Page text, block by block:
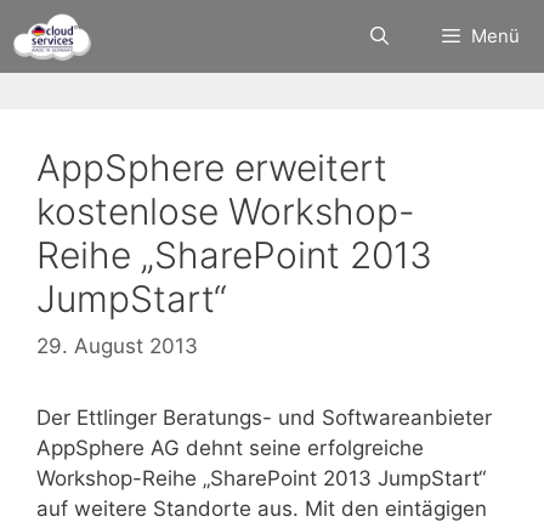
Inhalt
springen
Menü
AppSphere erweitert
kostenlose Workshop-
Reihe „SharePoint 2013
JumpStart“
29. August 2013
Der Ettlinger Beratungs- und Softwareanbieter
AppSphere AG dehnt seine erfolgreiche
Workshop-Reihe „SharePoint 2013 JumpStart“
auf weitere Standorte aus. Mit den eintägigen